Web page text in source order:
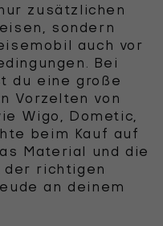
zusätzlichen
sondern
auch vor
Bei
du eine große
Vorzelten von
Wigo, Dometic,
beim Kauf auf
Material und die
richtigen
an deinem